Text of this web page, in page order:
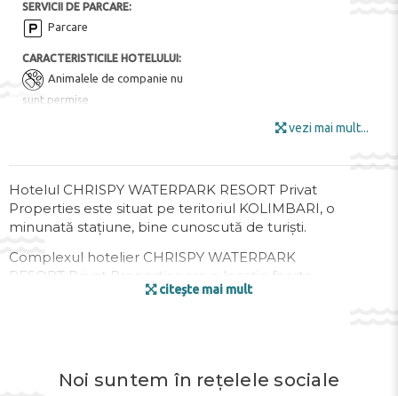
SERVICII DE PARCARE:
Parcare
CARACTERISTICILE HOTELULUI:
Animalele de companie nu
sunt permise
FACILITĂȚILE HOTELULUI:
Bar Sală de conferință
Zona de gradina
Mobila de gradina
Parc acvatic Nordic Walking
vezi mai mult...
Hotelul CHRISPY WATERPARK RESORT Privat
Properties este situat pe teritoriul KOLIMBARI, o
minunată stațiune, bine cunoscută de turiști.
Complexul hotelier CHRISPY WATERPARK
RESORT Privat Properties are o locație foarte
convenabilă, în apropierea acestuia se află: parcare
aproape, ceea ce este foarte convenabil.
citește mai mult
Noi suntem în rețelele sociale